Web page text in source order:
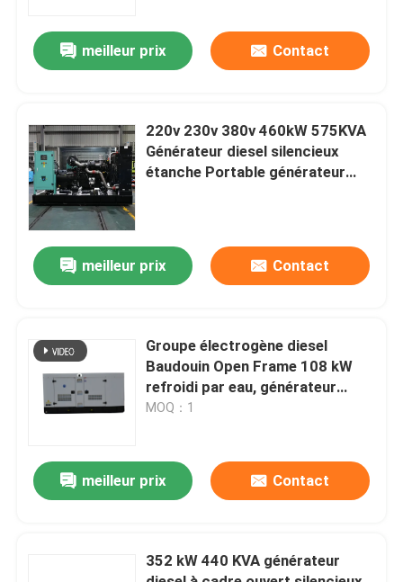
Maison
Vidéos
Au sujet de nous
Visite d'usine
Contrôle de qualité
Demandez une citation
Générateurs diesel de Cummins
Générateur diesel de Fawde
meilleur prix Contact
220v 230v 380v 460kW 575KVA
Générateur diesel silencieux
étanche Portable générateur
meilleur prix Contact
Groupe électrogène diesel
Baudouin Open Frame 108 kW
refroidi par eau, générateur
électrique triphasé
MOQ：1
meilleur prix Contact
352 kW 440 KVA générateur